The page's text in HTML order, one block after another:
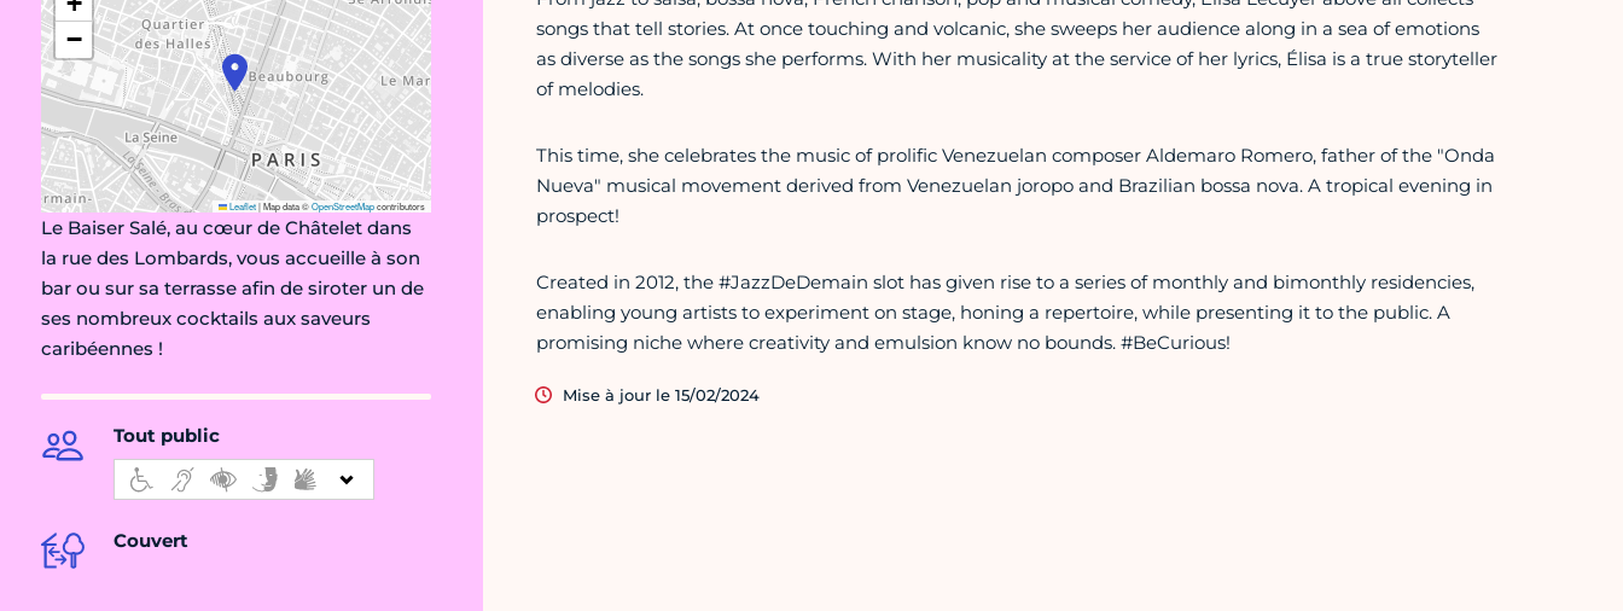
−
Leaflet|Map data ©OpenStreetMapcontributors
Le Baiser Salé, au cœur de Châtelet dans
la rue des Lombards, vous accueille à son
bar ou sur sa terrasse afin de siroter un de
ses nombreux cocktails aux saveurs
caribéennes !
Tout public
Couvert
songs that tell stories. At once touching and volcanic, she sweeps her audience along in a sea of emotions
as diverse as the songs she performs. With her musicality at the service of her lyrics, Élisa is a true storyteller
of melodies.
This time, she celebrates the music of prolific Venezuelan composer Aldemaro Romero, father of the "Onda
Nueva" musical movement derived from Venezuelan joropo and Brazilian bossa nova. A tropical evening in
prospect!
Created in 2012, the #JazzDeDemain slot has given rise to a series of monthly and bimonthly residencies,
enabling young artists to experiment on stage, honing a repertoire, while presenting it to the public. A
promising niche where creativity and emulsion know no bounds. #BeCurious!
Mise à jour le 15/02/2024